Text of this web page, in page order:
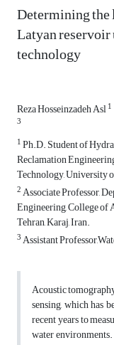
Determining
Latyan
technology
Reza Hosseinzadeh Asl1
3
1Ph.D. Student of
Reclamation
Technology, University
2Associate Professor,
Engineering, College of
Tehran, Karaj, Iran.
3Assistant
Acoustic
sensing, which has
recent years to
water